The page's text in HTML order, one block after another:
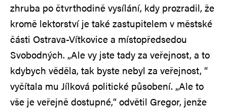
zhruba po čtvrthodině vysílání, kdy prozradil, že
kromě lektorství je také zastupitelem v městské
části Ostrava-Vítkovice a místopředsedou
Svobodných. „Ale vy jste tady za veřejnost, a to
kdybych věděla, tak byste nebyl za veřejnost, “
vyčítala mu Jílková politické působení. „Ale to
vše je veřejně dostupné,“ odvětil Gregor, jenže